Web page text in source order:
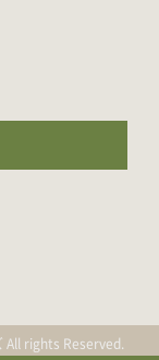
All rights Reserved.